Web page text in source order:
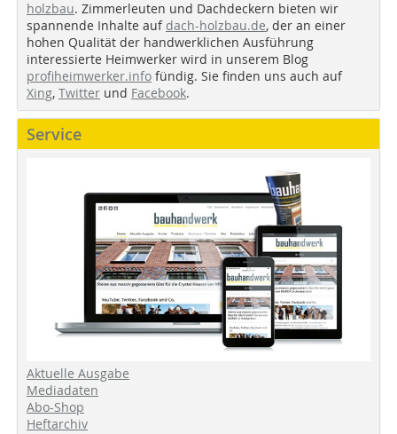
holzbau. Zimmerleuten und Dachdeckern bieten wir
spannende Inhalte auf dach-holzbau.de, der an einer
hohen Qualität der handwerklichen Ausführung
interessierte Heimwerker wird in unserem Blog
profiheimwerker.info fündig. Sie finden uns auch auf
Xing, Twitter und Facebook.
Service
Aktuelle Ausgabe
Mediadaten
Abo-Shop
Heftarchiv